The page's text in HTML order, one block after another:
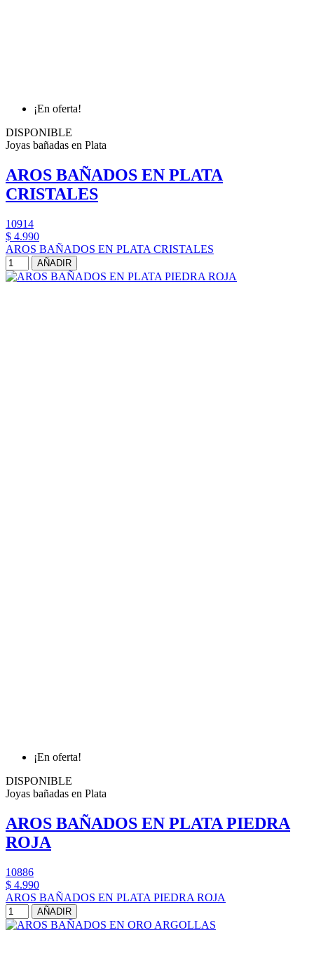
¡En oferta!
DISPONIBLE
Joyas bañadas en Plata
AROS BAÑADOS EN PLATA
CRISTALES
10914
$ 4.990
AROS BAÑADOS EN PLATA CRISTALES
AÑADIR
¡En oferta!
DISPONIBLE
Joyas bañadas en Plata
AROS BAÑADOS EN PLATA PIEDRA
ROJA
10886
$ 4.990
AROS BAÑADOS EN PLATA PIEDRA ROJA
AÑADIR